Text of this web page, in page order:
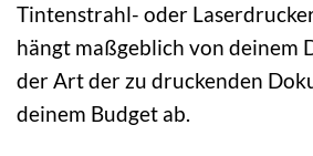
Tintenstrahl- oder
hängt maßgeblich von deinem
der Art der zu druckenden
deinem Budget ab.